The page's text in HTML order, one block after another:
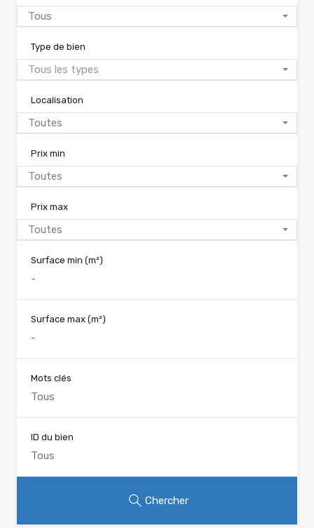
Tous
Type de bien
Tous les types
Localisation
Toutes
Prix min
Toutes
Prix max
Toutes
Surface min (m²)
Surface max (m²)
Mots clés
ID du bien
Chercher